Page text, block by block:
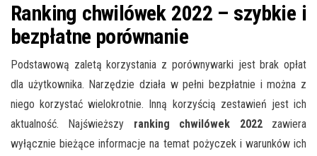
Ranking chwilówek 2022 – szybkie i
bezpłatne porównanie
Podstawową zaletą korzystania z porównywarki jest brak opłat
dla użytkownika. Narzędzie działa w pełni bezpłatnie i można z
niego korzystać wielokrotnie. Inną korzyścią zestawień jest ich
aktualność. Najświeższy ranking chwilówek 2022 zawiera
wyłącznie bieżące informacje na temat pożyczek i warunków ich